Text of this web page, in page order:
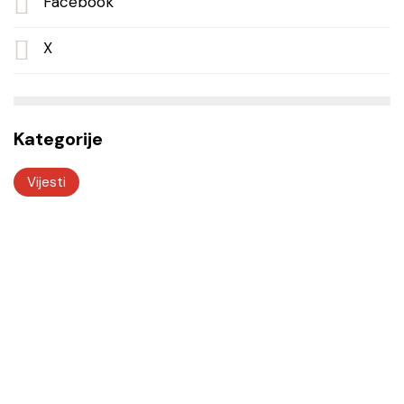
X
Kategorije
Vijesti